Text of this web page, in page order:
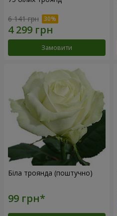
6 141 грн
Замовити
Біла троянда (поштучно)